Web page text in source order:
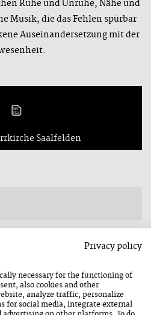
Ruhe und Unruhe, Nähe und
Musik, die das Fehlen spürbar
Auseinandersetzung mit der
Saalfelden
Privacy policy
necessary for the functioning of
also cookies and other
analyze traffic, personalize
for social media, integrate external